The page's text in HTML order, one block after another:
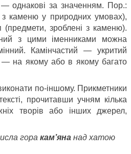
— однакові за значенням. Пор.:
з каменю у природних умовах),
(предмети, зроблені з каменю).
з цими іменниками можна
Камінчастий — укритий
— на якому або в якому багато
по-іншому. Прикметники
прочитавши учням кілька
творів або інших джерел,
гора кам’яна над хатою